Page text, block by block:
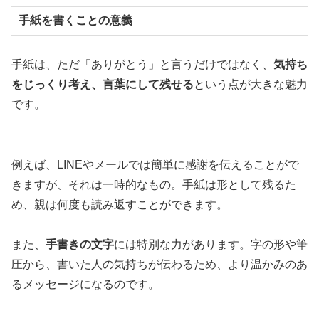
手紙を書くことの意義
手紙は、ただ「ありがとう」と言うだけではなく、 気持ち
をじっくり考え、言葉にして残せるという点が大きな魅力
です。
例えば、LINEやメールでは簡単に感謝を伝えることがで
きますが、それは一時的なもの。手紙は形として残るた
め、親は何度も読み返すことができます。
また、 手書きの文字には特別な力があります。字の形や筆
圧から、書いた人の気持ちが伝わるため、より温かみのあ
るメッセージになるのです。